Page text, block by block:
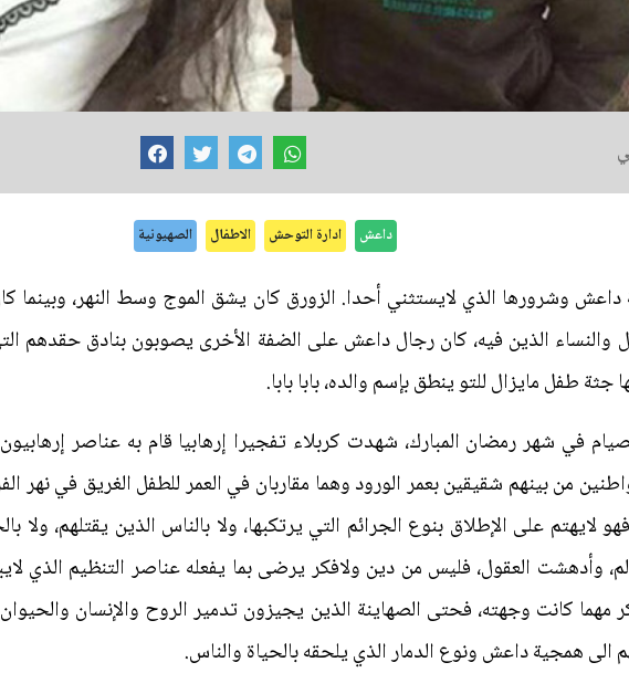
داعش ادارة التوحش الاطفال الصهيونية
وشرورها الذي لايستثني أحدا. الزورق كان يشق الموج وسط النهر، وبينما
والنساء الذين فيه، كان رجال داعش على الضفة الأخرى يصوبون بنادق حقدهم
طفل مايزال للتو ينطق بإسم والده، بابا بابا.
في شهر رمضان المبارك، شهدت كربلاء تفجيرا إرهابيا قام به عناصر
من بينهم شقيقين بعمر الورود وهما مقاربان في العمر للطفل الغريق في نهر
لايهتم على الإطلاق بنوع الجرائم التي يرتكبها، ولا بالناس الذين يقتلهم، ولا
وأدهشت العقول، فليس من دين ولافكر يرضى بما يفعله عناصر التنظيم الذي
مهما كانت وجهته، فحتى الصهاينة الذين يجيزون تدمير الروح والإنسان
الى همجية داعش ونوع الدمار الذي يلحقه بالحياة والناس.